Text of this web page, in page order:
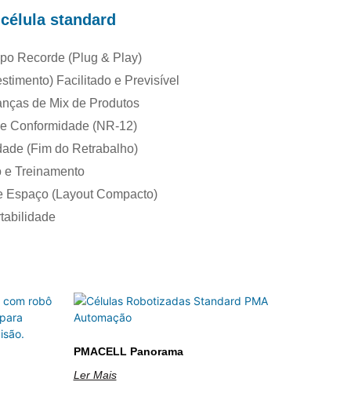
standard
Recorde (Plug & Play)
Facilitado e Previsível
de Mix de Produtos
Conformidade (NR-12)
(Fim do Retrabalho)
e Treinamento
Espaço (Layout Compacto)
PMACELL Panorama
Ler Mais